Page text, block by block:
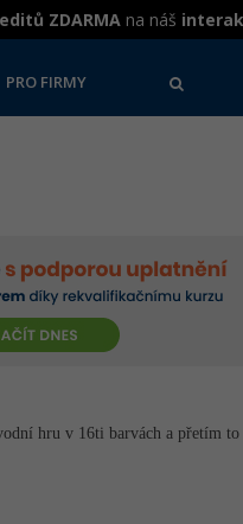
ZDARMA na náš
PRO FIRMY
hru v 16ti barvách a přetím